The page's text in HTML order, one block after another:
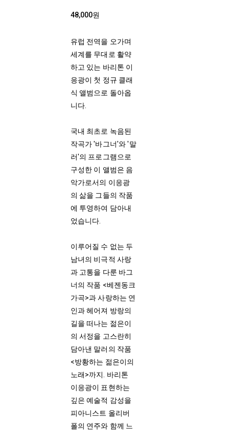
48,000원
유럽 전역을 오가며
세계를 무대로 활약
하고 있는 바리톤 이
응광이 첫 정규 클래
식 앨범으로 돌아옵
니다.
국내 최초로 녹음된
작곡가 '바그너'와 '말
러'의 프로그램으로
구성한 이 앨범은 음
악가로서의 이응광
의 삶을 그들의 작품
에 투영하여 담아내
었습니다.
이루어질 수 없는 두
남녀의 비극적 사랑
과 고통을 다룬 바그
너의 작품 <베젠동크
가곡>과 사랑하는 연
인과 헤어져 방랑의
길을 떠나는 젊은이
의 서정을 고스란히
담아낸 말러의 작품
<방황하는 젊은이의
노래>까지. 바리톤
이응광이 표현하는
깊은 예술적 감성을
피아니스트 올리버
폴의 연주와 함께 느